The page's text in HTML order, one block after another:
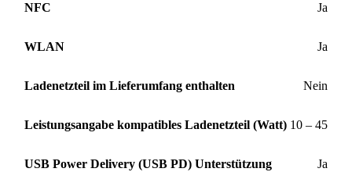
NFC Ja
WLAN Ja
Ladenetzteil im Lieferumfang enthalten Nein
Leistungsangabe kompatibles Ladenetzteil (Watt) 10 – 45
USB Power Delivery (USB PD) Unterstützung Ja